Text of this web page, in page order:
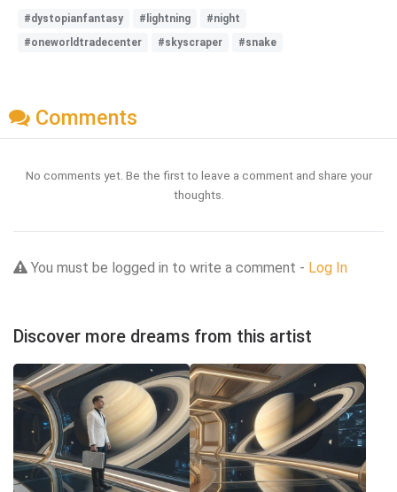
#dystopianfantasy #lightning
#night
#oneworldtradecenter
#skyscraper #snake
Comments
No comments yet. Be the first to leave a comment and share your
thoughts.
You must be logged in to write a comment - Log In
Discover more dreams from this artist